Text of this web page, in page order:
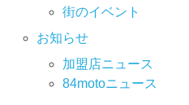
街のイベント
お知らせ
加盟店ニュース
84motoニュース